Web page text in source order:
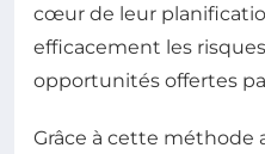
cœur de leur
efficacement les
opportunités offertes
Grâce à cette méthode